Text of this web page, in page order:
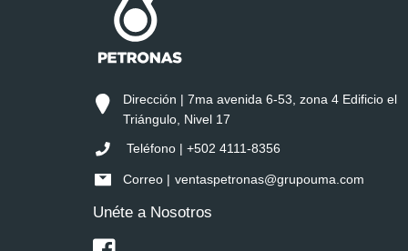
Dirección | 7ma avenida 6-53, zona 4 Edificio el
Triángulo, Nivel 17
Teléfono | +502 4111-8356
Correo | ventaspetronas@grupouma.com
Unéte a Nosotros